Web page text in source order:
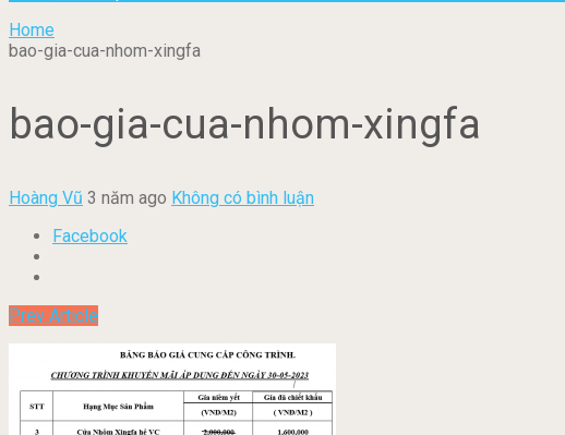
Home
bao-gia-cua-nhom-xingfa
bao-gia-cua-nhom-xingfa
Hoàng Vũ 3 năm ago Không có bình luận
Facebook
Prev Article